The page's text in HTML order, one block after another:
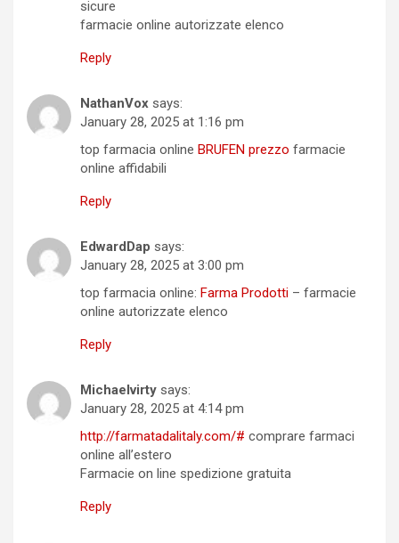
sicure
farmacie online autorizzate elenco
Reply
NathanVox says:
January 28, 2025 at 1:16 pm
top farmacia online BRUFEN prezzo farmacie
online affidabili
Reply
EdwardDap says:
January 28, 2025 at 3:00 pm
top farmacia online: Farma Prodotti – farmacie
online autorizzate elenco
Reply
Michaelvirty says:
January 28, 2025 at 4:14 pm
http://farmatadalitaly.com/# comprare farmaci
online all’estero
Farmacie on line spedizione gratuita
Reply